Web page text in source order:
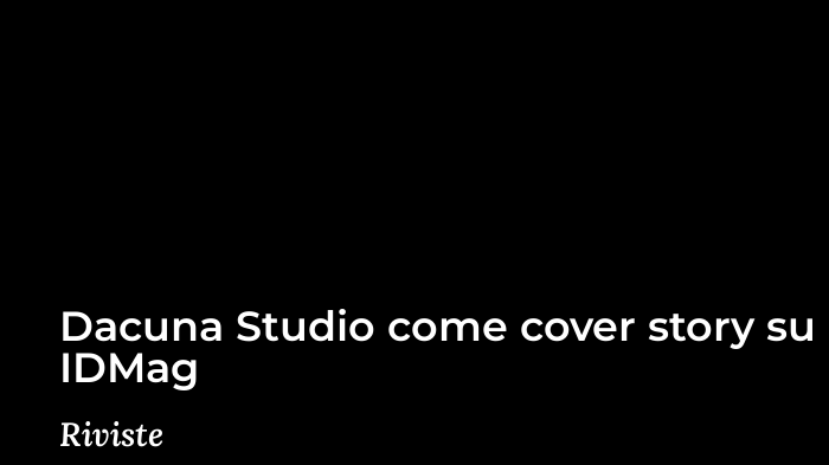
Dacuna Studio come cover story su
IDMag
Riviste